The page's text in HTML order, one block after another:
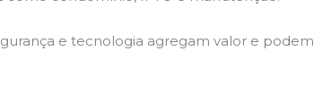
e tecnologia agregam valor e podem